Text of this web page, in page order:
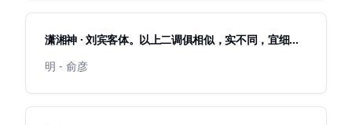
潇湘神 · 刘宾客体。以上二调俱相似，实不同，宜细辨
明 - 俞彦